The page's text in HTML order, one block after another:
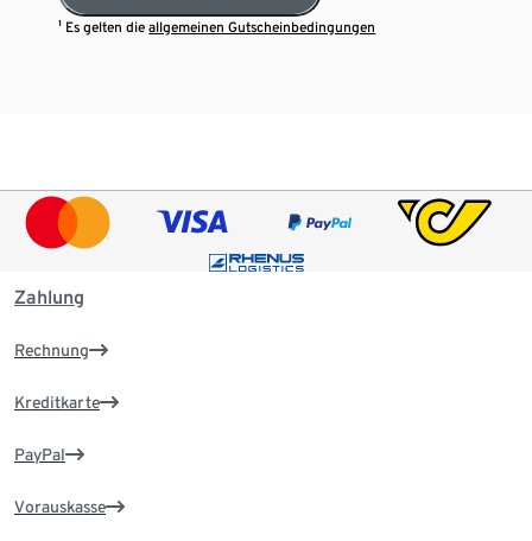
¹ Es gelten dieallgemeinen Gutscheinbedingungen
Zahlung
Rechnung
Kreditkarte
PayPal
Vorauskasse